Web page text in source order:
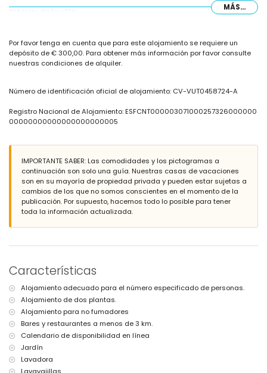
Jardín con árboles y muebles de jardín con tumbonas
3 terrazas, una de ellas cubierta
Zona de estar exterior y zona de comedor exterior
Aeropuerto más cercano: Alicante (a más de 100 kilómetros)
No se permite fumar
Instalaciones y servicios incluidos en el precio del alquiler de la
villa
Plancha y tabla de planchar
Instalaciones y servicios con coste adicional
Ropa de cama y toallas
Cama/cuna para niños (bajo petición)
MÁS...
Por favor tenga en cuenta que para este alojamiento se requiere un
depósito de € 300,00. Para obtener más información por favor consulte
nuestras condiciones de alquiler.
Número de identificación oficial de alojamiento: CV-VUT0458724-A
Registro Nacional de Alojamiento: ESFCNT000003071000257326000000
00000000000000000000005
IMPORTANTE SABER: Las comodidades y los pictogramas a
continuación son solo una guía. Nuestras casas de vacaciones
son en su mayoría de propiedad privada y pueden estar sujetas a
cambios de los que no somos conscientes en el momento de la
publicación. Por supuesto, hacemos todo lo posible para tener
toda la información actualizada.
Características
Alojamiento adecuado para el número especificado de personas.
Alojamiento de dos plantas.
Alojamiento para no fumadores
Bares y restaurantes a menos de 3 km.
Calendario de disponibilidad en línea
Jardín
Lavadora